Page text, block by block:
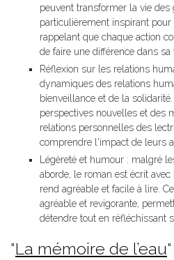
peuvent transformer la vie des
particulièrement inspirant
rappelant que chaque action
de faire une différence dans
Réflexion sur les relations
dynamiques des relations
bienveillance et de la
perspectives nouvelles et des
relations personnelles des
comprendre l'impact de leurs
Légèreté et humour : malgré
aborde, le roman est écrit
rend agréable et facile à lire.
agréable et revigorante,
détendre tout en réfléchissant
"La mémoire de l’eau